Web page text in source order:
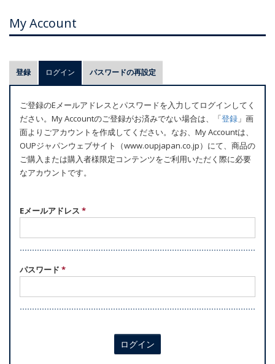
My Account
プ
ラ
マ
リ
ー
タ
ブ
登録 ログイン (アクティブなタブ)
パスワードの再設定
ご登録のEメールアドレスとパスワードを入力してログインしてく
ださい。My Accountのご登録がお済みでない場合は、「登録 」画
面よりごアカウントを作成してください。なお、My Accountは、
OUPジャパンウェブサイト（www.oupjapan.co.jp）にて、商品の
ご購入または購入者様限定コンテンツをご利用いただく際に必要
なアカウントです。
Eメールアドレス *
パスワード *
ログイン